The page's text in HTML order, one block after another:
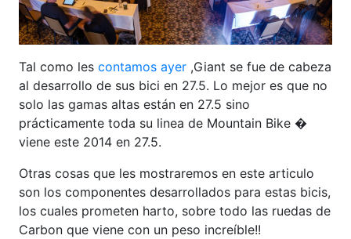
Tal como les contamos ayer ,Giant se fue de cabeza
al desarrollo de sus bici en 27.5. Lo mejor es que no
solo las gamas altas están en 27.5 sino
prácticamente toda su linea de Mountain Bike �
viene este 2014 en 27.5.
Otras cosas que les mostraremos en este articulo
son los componentes desarrollados para estas bicis,
los cuales prometen harto, sobre todo las ruedas de
Carbon que viene con un peso increíble!!